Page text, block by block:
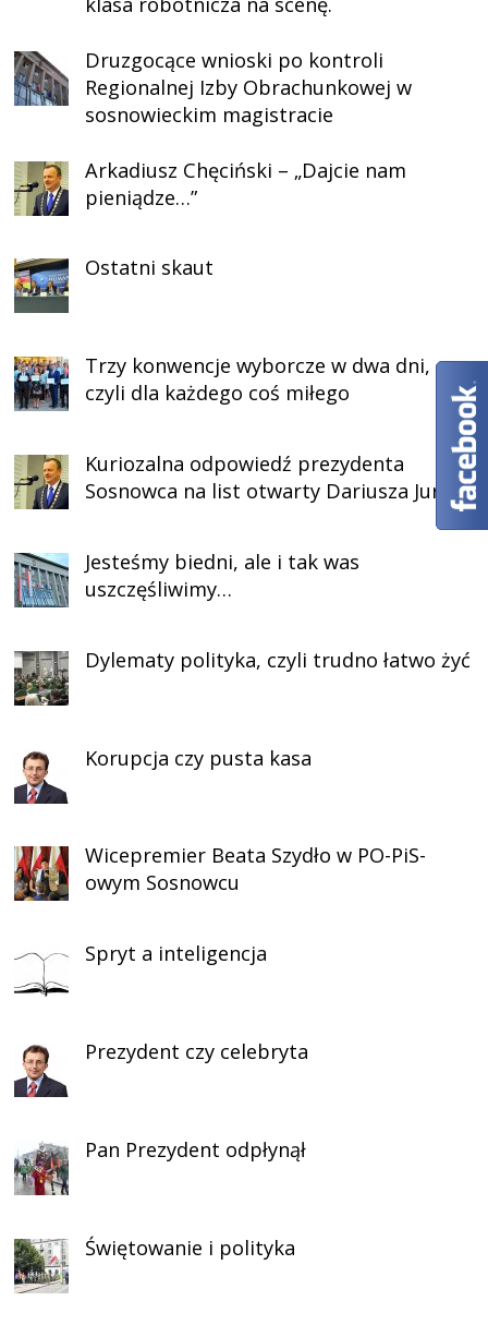
Druzgocące wnioski po kontroli
Regionalnej Izby Obrachunkowej w
sosnowieckim magistracie
Arkadiusz Chęciński – „Dajcie nam
pieniądze…”
Ostatni skaut
Trzy konwencje wyborcze w dwa dni,
czyli dla każdego coś miłego
Kuriozalna odpowiedź prezydenta
Sosnowca na list otwarty Dariusza Jurka
Jesteśmy biedni, ale i tak was
uszczęśliwimy…
Dylematy polityka, czyli trudno łatwo żyć
Korupcja czy pusta kasa
Wicepremier Beata Szydło w PO-PiS-
owym Sosnowcu
Spryt a inteligencja
Prezydent czy celebryta
Pan Prezydent odpłynął
Świętowanie i polityka